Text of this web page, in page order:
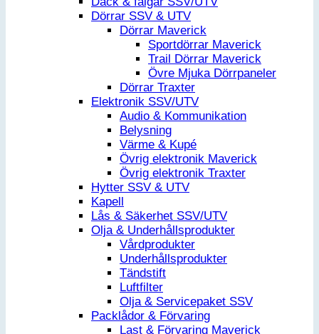
Dörrar SSV & UTV
Dörrar Maverick
Sportdörrar Maverick
Trail Dörrar Maverick
Övre Mjuka Dörrpaneler
Dörrar Traxter
Elektronik SSV/UTV
Audio & Kommunikation
Belysning
Värme & Kupé
Övrig elektronik Maverick
Övrig elektronik Traxter
Hytter SSV & UTV
Kapell
Lås & Säkerhet SSV/UTV
Olja & Underhållsprodukter
Vårdprodukter
Underhållsprodukter
Tändstift
Luftfilter
Olja & Servicepaket SSV
Packlådor & Förvaring
Last & Förvaring Maverick